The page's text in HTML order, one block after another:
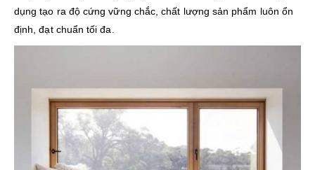
dụng tạo ra độ cứng vững chắc, chất lượng sản phẩm luôn ổn
định, đạt chuẩn tối đa.